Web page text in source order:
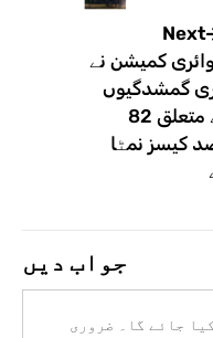
Next
کمیشن نے
گمشدگیوں
سے متعلق 82
کیسز نمٹا
جواب دیں
جائے گا۔
ضروری